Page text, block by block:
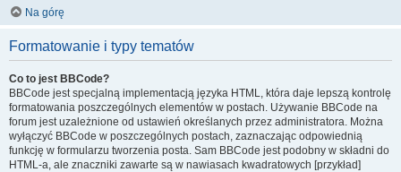
Na górę
Formatowanie i typy tematów
Co to jest BBCode?
BBCode jest specjalną implementacją języka HTML, która daje lepszą kontrolę
formatowania poszczególnych elementów w postach. Używanie BBCode na
forum jest uzależnione od ustawień określanych przez administratora. Można
wyłączyć BBCode w poszczególnych postach, zaznaczając odpowiednią
funkcję w formularzu tworzenia posta. Sam BBCode jest podobny w składni do
HTML-a, ale znaczniki zawarte są w nawiasach kwadratowych [przykład]